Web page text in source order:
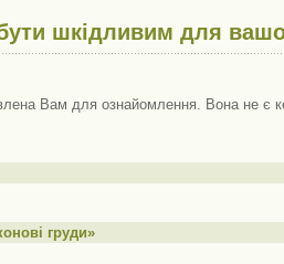
шкідливим для
​​Вам для ознайомлення. Вона не є
груди»